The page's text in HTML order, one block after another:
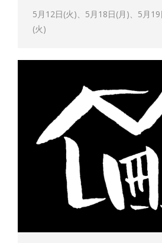
5月12日(火)、5月18日(月)、5月
(火)